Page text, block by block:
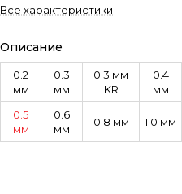
Все характеристики
Описание
0.2
мм
0.3
мм
0.3 мм
KR
0.4
мм
0.5
мм
0.6
мм
0.8 мм 1.0 мм